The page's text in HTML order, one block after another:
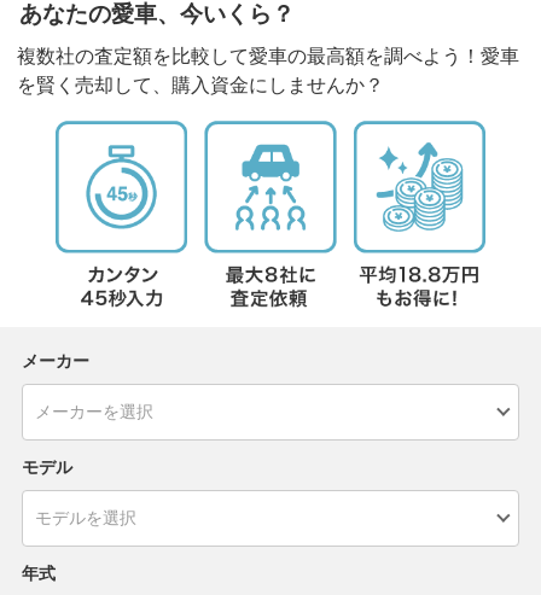
あなたの愛車、今いくら？
複数社の査定額を比較して愛車の最高額を調べよう！愛車
を賢く売却して、購入資金にしませんか？
メーカー
モデル
年式